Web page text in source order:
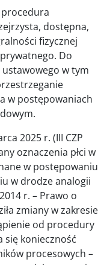
dostępna,
fizycznej
Do
w tym
w postępowaniach
2025 r. (III CZP
oznaczenia płci w
w postępowaniu
w drodze analogii
r. – Prawo o
zmiany w zakresie
od procedury
się konieczność
procesowych –